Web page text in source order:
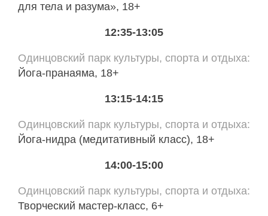
для тела и разума», 18+
12:35-13:05
Одинцовский парк культуры, спорта и отдыха
Йога-пранаяма, 18+
13:15-14:15
Одинцовский парк культуры, спорта и отдыха
Йога-нидра (медитативный класс), 18+
14:00-15:00
Одинцовский парк культуры, спорта и отдыха
Творческий мастер-класс, 6+